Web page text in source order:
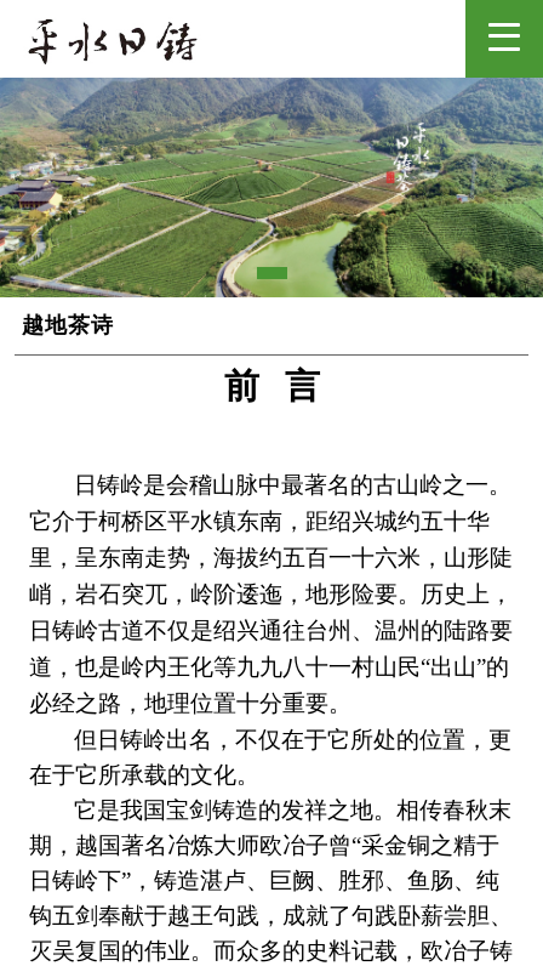
越地茶诗
前 言
日铸岭是会稽山脉中最著名的古山岭之一。
它介于柯桥区平水镇东南，距绍兴城约五十华
里，呈东南走势，海拔约五百一十六米，山形陡
峭，岩石突兀，岭阶逶迤，地形险要。
历史上，
日铸岭古道不仅是绍兴通往台州、温州的陆路要
道， 也是岭内王化等九九八十一村山民“出山”的
必经之路 ，地理位置十分重要。
但 日铸岭出名，不仅在于它所处的位置，更
在于它所承载的文化。
它是我国宝剑铸造的发祥之地。相传春秋末
期，越国著名冶炼大师欧冶子曾“采金铜之精于
日铸岭下”，铸造湛卢、巨阙、胜邪、鱼肠、纯
钩五剑奉献于越王句践，成就了句践卧薪尝胆、
灭吴复国的伟业。 而众多的史料记载， 欧冶子铸